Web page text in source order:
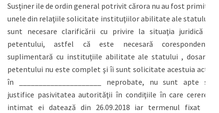
Susţiner ile de ordin general potrivit cărora nu au fost primite
unele din relaţiile solicitate instituţiilor abilitate ale statului,
sunt necesare clarificării cu privire la situaţia juridică a
petentului, astfel că este necesară corespondenţa
suplimentară cu instituţiile abilitate ale statului , dosarul
petentului nu este complet şi îi sunt solicitate acestuia acte
în _____________________ neprobate, nu sunt apte să
justifice pasivitatea autorităţii în condiţiile în care cererea
intimat ei datează din 26.09.2018 iar termenul fixat în